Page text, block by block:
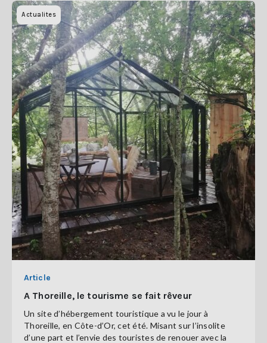
Actualites
Article
A Thoreille, le tourisme se fait rêveur
Un site d’hébergement touristique a vu le jour à
Thoreille, en Côte-d’Or, cet été. Misant sur l’insolite
d’une part et l’envie des touristes de renouer avec la